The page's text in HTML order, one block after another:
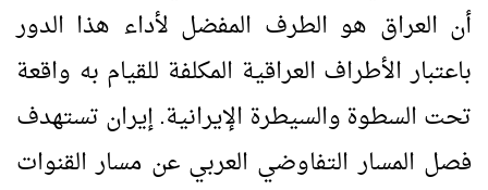
أن العراق هو الطرف المفضل لأداء هذا الدور
باعتبار الأطراف العراقية المكلفة للقيام به واقعة
تحت السطوة والسيطرة الإيرانية. إيران تستهدف
فصل المسار التفاوضي العربي عن مسار القنوات